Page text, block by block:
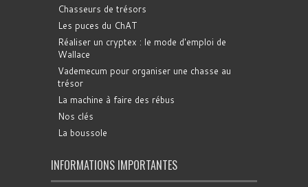
Chasseurs de trésors
Les puces du ChAT
Réaliser un cryptex : le mode d'emploi de
Wallace
Vademecum pour organiser une chasse au
trésor
La machine à faire des rébus
Nos clés
La boussole
INFORMATIONS IMPORTANTES